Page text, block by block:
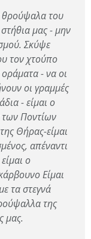
θρούψαλα του
μας - μην
Σκύψε
τον χτούπο
- να οι
οι γραμμές
- είμαι ο
Ποντίων
Θήρας-είμαι
απέναντι
ο
Είμαι
τα στεγνά
της
μας.